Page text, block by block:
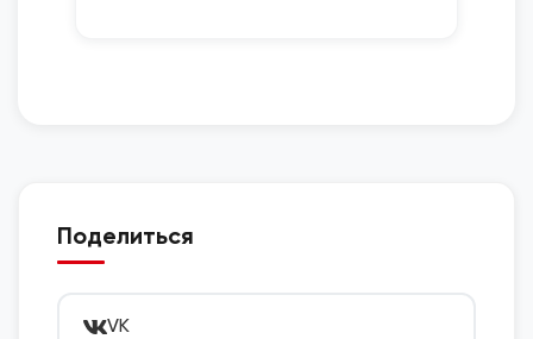
Поделиться
VK